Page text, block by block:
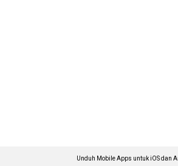
Unduh Mobile Apps untuk iOS dan